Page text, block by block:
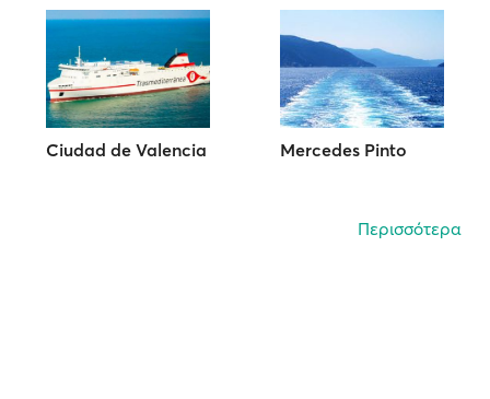
Ciudad de Valencia Mercedes Pinto
Περισσότερα